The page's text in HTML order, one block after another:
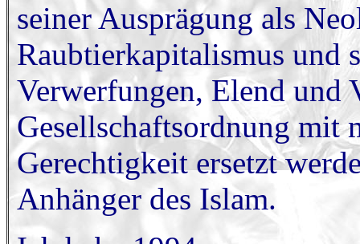
seiner Ausprägung als
Raubtierkapitalismus und
Verwerfungen, Elend und
Gesellschaftsordnung mit
Gerechtigkeit ersetzt
Anhänger des Islam.